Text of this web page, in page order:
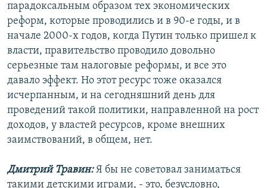
парадоксальным образом тех экономических
реформ, которые проводились и в 90-е годы, и в
начале 2000-х годов, когда Путин только пришел к
власти, правительство проводило довольно
серьезные там налоговые реформы, и все это
давало эффект. Но этот ресурс тоже оказался
исчерпанным, и на сегодняшний день для
проведений такой политики, направленной на рост
доходов, у властей ресурсов, кроме внешних
заимствований, в общем, нет.
Дмитрий Травин:Я бы не советовал заниматься
такими детскими играми, - это, безусловно,